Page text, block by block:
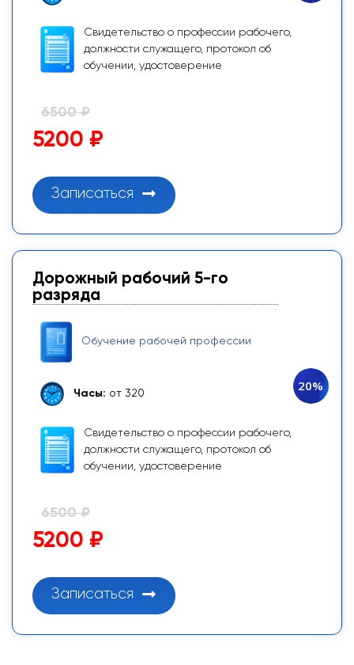
Свидетельство о профессии рабочего,
должности служащего, протокол об
обучении, удостоверение
6500 ₽
5200 ₽
Записаться
Дорожный рабочий 5-го
разряда
Обучение рабочей профессии
Часы: от 320
Свидетельство о профессии рабочего,
должности служащего, протокол об
обучении, удостоверение
20%
6500 ₽
5200 ₽
Записаться